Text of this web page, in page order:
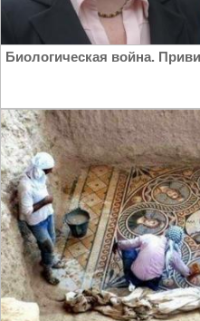
Биологическая война.